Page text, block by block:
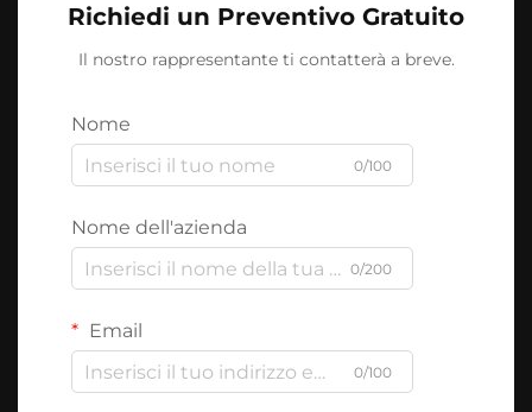
Richiedi un Preventivo Gratuito
Il nostro rappresentante ti contatterà a breve.
Nome
0/100
Nome dell'azienda
0/200
Email
0/100